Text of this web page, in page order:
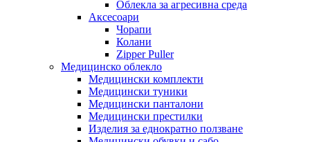
Облекла за агресивна среда
Аксесоари
Чорапи
Колани
Zipper Puller
Медицинско облекло
Медицински комплекти
Медицински туники
Медицински панталони
Медицински престилки
Изделия за еднократно ползване